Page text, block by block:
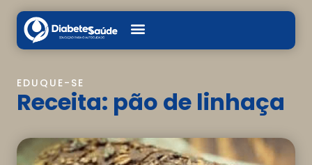
EDUQUE-SE
Receita: pão de linhaça